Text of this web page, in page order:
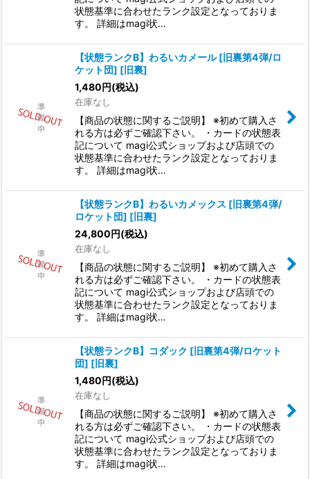
状態基準に合わせたランク設定となっておりま
す。 詳細はmagi状…
【状態ランクB】わるいカメール [旧裏第4弾/ロ
ケット団] [旧裏]
1,480円(税込)
在庫なし
【商品の状態に関するご説明】 ※初めて購入さ
れる方は必ずご確認下さい。 ・カードの状態表
記について magi公式ショップおよび店頭での
状態基準に合わせたランク設定となっておりま
す。 詳細はmagi状…
【状態ランクB】わるいカメックス [旧裏第4弾/
ロケット団] [旧裏]
24,800円(税込)
在庫なし
【商品の状態に関するご説明】 ※初めて購入さ
れる方は必ずご確認下さい。 ・カードの状態表
記について magi公式ショップおよび店頭での
状態基準に合わせたランク設定となっておりま
す。 詳細はmagi状…
【状態ランクB】コダック [旧裏第4弾/ロケット
団] [旧裏]
1,480円(税込)
在庫なし
【商品の状態に関するご説明】 ※初めて購入さ
れる方は必ずご確認下さい。 ・カードの状態表
記について magi公式ショップおよび店頭での
状態基準に合わせたランク設定となっておりま
す。 詳細はmagi状…